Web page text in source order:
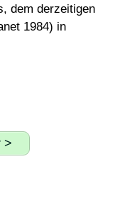
dem derzeitigen
1984) in
>